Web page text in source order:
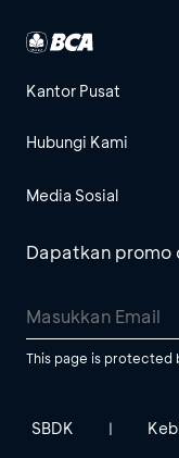
Kantor Pusat
Hubungi Kami
Media Sosial
Dapatkan promo
This page is protected
SBDK |